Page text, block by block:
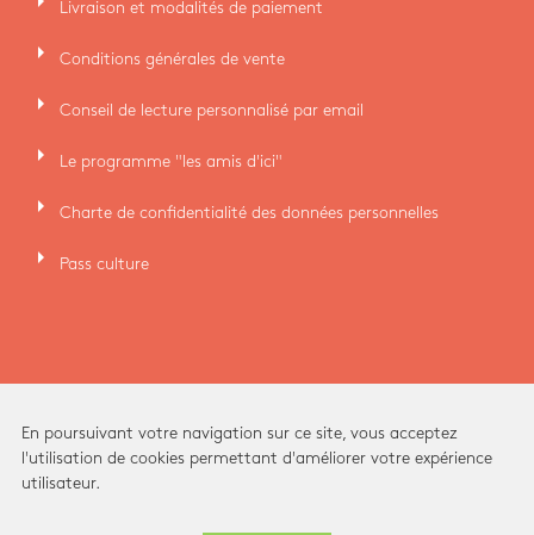
Livraison et modalités de paiement
arrow_right Conditions générales de vente
arrow_right Conseil de lecture personnalisé par email
arrow_right Le programme "les amis d'ici"
arrow_right Charte de confidentialité des données personnelles
arrow_right Pass culture
En poursuivant votre navigation sur ce site, vous acceptez
l'utilisation de cookies permettant d'améliorer votre expérience
utilisateur.